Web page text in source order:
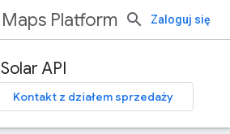
Maps Platform Zaloguj się
Solar API
Kontakt z działem sprzedaży